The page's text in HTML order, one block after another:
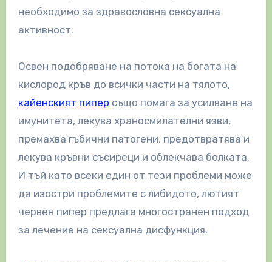
необходимо за здравословна сексуална
активност.
Освен подобряване на потока на богата на
кислород кръв до всички части на тялото,
кайенският пипер също помага за усилване на
имунитета, лекува храносмилателни язви,
премахва гъбични патогени, предотвратява и
лекува кръвни съсиреци и облекчава болката.
И тъй като всеки един от тези проблеми може
да изостри проблемите с либидото, лютият
червен пипер предлага многостранен подход
за лечение на сексуална дисфункция.